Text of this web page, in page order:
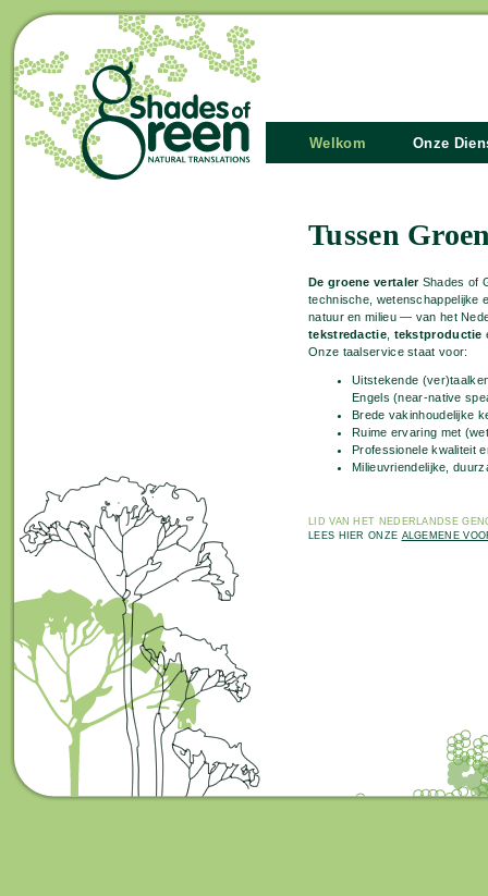
Welkom Onze
Tussen
De groene vertalerShades of
technische, wetenschappelijke
natuur en milieu — van het
tekstredactie, tekstproductie
Onze taalservice staat voor:
Uitstekende
Engels (near-native
Brede vakinhoudelijke
Ruime ervaring met
Professionele kwaliteit
Milieuvriendelijke,
LID VAN HET NEDERLANDSE
LEES HIER ONZE ALGEMENE